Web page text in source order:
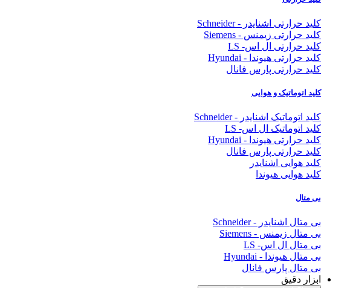
کلید حرارتی اشنایدر - Schneider
کلید حرارتی زیمنس - Siemens
کلید حرارتی ال اس- LS
کلید حرارتی هیوندا - Hyundai
کلید حرارتی پارس فانال
کلید اتوماتیک و هوایی
کلید اتوماتیک اشنایدر - Schneider
کلید اتوماتیک ال اس- LS
کلید حرارتی هیوندا - Hyundai
کلید حرارتی پارس فانال
کلید هوایی اشنایدر
کلید هوایی هیوندا
بی متال
بی متال اشنایدر - Schneider
بی متال زیمنس - Siemens
بی متال ال اس- LS
بی متال هیوندا - Hyundai
بی متال پارس فانال
ابزار دقیق